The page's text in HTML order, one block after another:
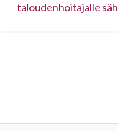
taloudenhoitajalle